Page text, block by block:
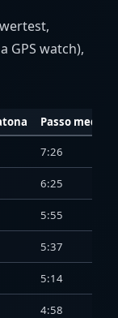
GPS watch),
Passo medio
7:26
6:25
5:55
5:37
5:14
4:58